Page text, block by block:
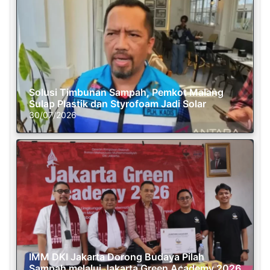
Solusi Timbunan Sampah, Pemkot Malang
Sulap Plastik dan Styrofoam Jadi Solar
30/07/2026
IMM DKI Jakarta Dorong Budaya Pilah